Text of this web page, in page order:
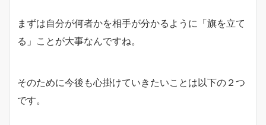
まずは自分が何者かを相手が分かるように「旗を立て
る」ことが大事なんですね。
そのために今後も心掛けていきたいことは以下の２つ
です。